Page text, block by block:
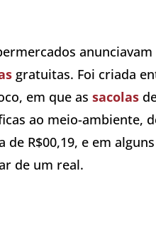
gratuitas. Foi criada
em que assacolas
ao meio-ambiente,
R$00,19, e em
de um real.